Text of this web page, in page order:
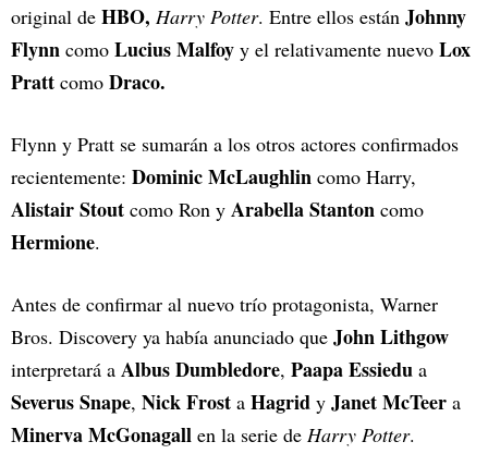
original de HBO, Harry Potter. Entre ellos están Johnny
Flynn como Lucius Malfoy y el relativamente nuevo Lox
Pratt como Draco.
Flynn y Pratt se sumarán a los otros actores confirmados
recientemente: Dominic McLaughlin como Harry,
Alistair Stout como Ron y ArabellaStanton como
Hermione.
Antes de confirmar al nuevo trío protagonista, Warner
Bros. Discovery ya había anunciado que John Lithgow
interpretará a Albus Dumbledore, Paapa Essiedu a
Severus Snape, Nick Frost a Hagrid y Janet McTeer a
Minerva McGonagall en la serie de Harry Potter.